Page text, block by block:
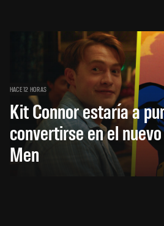
HACE 12 HORAS
Kit Connor estaría a
convertirse en el
Men